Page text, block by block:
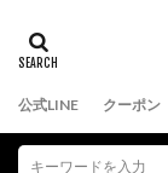
公式LINE クーポン